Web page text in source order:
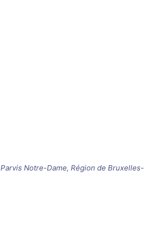
Parvis Notre-Dame, Région de Bruxelles-